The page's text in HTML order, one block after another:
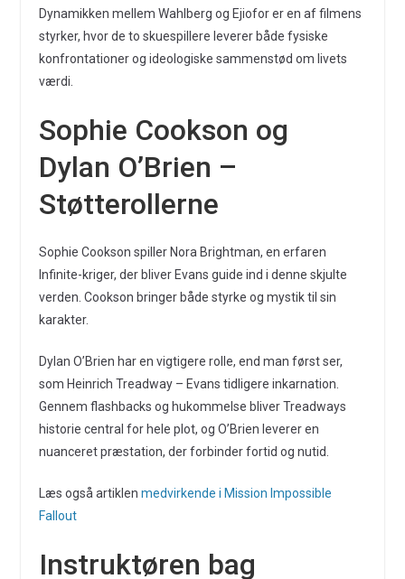
Dynamikken mellem Wahlberg og Ejiofor er en af filmens
styrker, hvor de to skuespillere leverer både fysiske
konfrontationer og ideologiske sammenstød om livets
værdi.
Sophie Cookson og
Dylan O’Brien –
Støtterollerne
Sophie Cookson spiller Nora Brightman, en erfaren
Infinite-kriger, der bliver Evans guide ind i denne skjulte
verden. Cookson bringer både styrke og mystik til sin
karakter.
Dylan O’Brien har en vigtigere rolle, end man først ser,
som Heinrich Treadway – Evans tidligere inkarnation.
Gennem flashbacks og hukommelse bliver Treadways
historie central for hele plot, og O’Brien leverer en
nuanceret præstation, der forbinder fortid og nutid.
Læs også artiklen medvirkende i Mission Impossible
Fallout
Instruktøren bag